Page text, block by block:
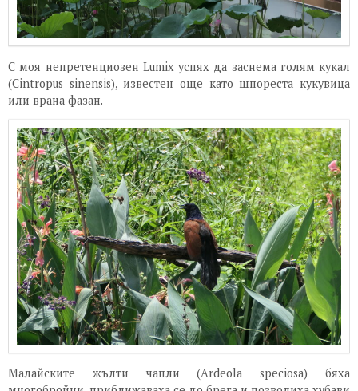
С моя непретенциозен Lumix успях да заснема голям кукал
(Cintropus sinensis), известен още като шпореста кукувица
или врана фазан.
Малайските жълти чапли (Ardeola speciosa) бяха